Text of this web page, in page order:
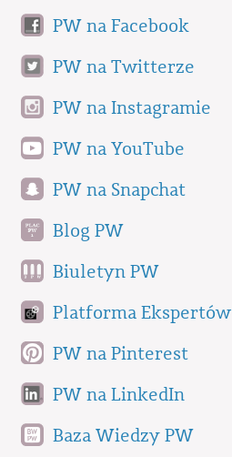
PW na Facebook
PW na Twitterze
PW na Instagramie
PW na YouTube
PW na Snapchat
Blog PW
Biuletyn PW
Platforma Ekspertów
PW na Pinterest
PW na LinkedIn
Baza Wiedzy PW